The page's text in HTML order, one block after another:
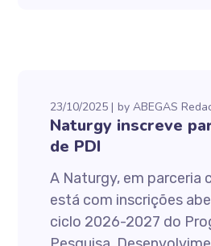
23/10/2025 byABEGAS
Naturgy inscreve
de PDI
A Naturgy, em parceria
está com inscrições
ciclo 2026-2027 do